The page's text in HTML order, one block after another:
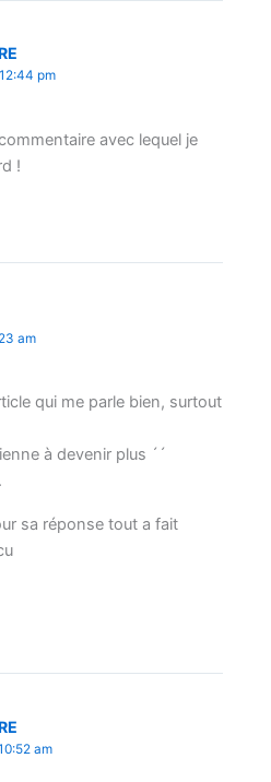
pm
avec lequel je
!
am
qui me parle bien, surtout
à devenir plus ´´
sa réponse tout a fait
am